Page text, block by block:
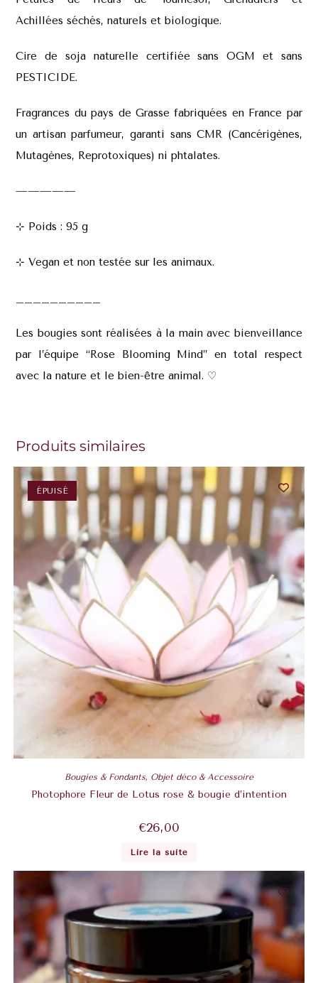
Achillées séchés, naturels et biologique.
Cire de soja naturelle certifiée sans OGM et sans
PESTICIDE.
Fragrances du pays de Grasse fabriquées en France par
un artisan parfumeur, garanti sans CMR (Cancérigènes,
Mutagènes, Reprotoxiques) ni phtalates.
—————
⊹ Poids : 95 g
⊹Vegan et non testée sur les animaux.
Les bougies sont réalisées à la main avec bienveillance
par l’équipe “Rose Blooming Mind” en total respect
avec la nature et le bien-être animal. ♡
Produits similaires
ÉPUISÉ
Bougies & Fondants, Objet déco & Accessoire
Photophore Fleur de Lotus rose & bougie d’intention
€26,00
Lire la suite